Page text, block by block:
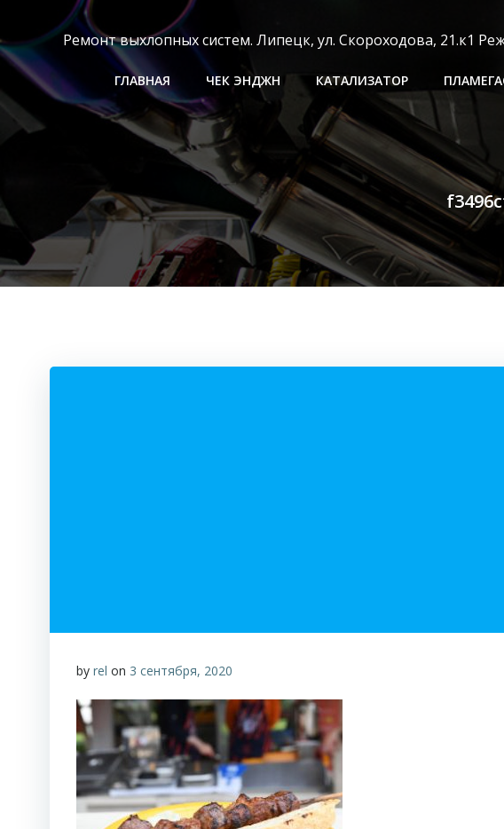
содержимому
Ремонт выхлопных систем. Липецк, ул. Скороходова, 21.к1
ГЛАВНАЯ ЧЕК ЭНДЖН КАТАЛИЗАТОР
by rel on 3 сентября, 2020